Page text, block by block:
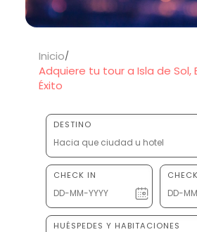
Inicio
Adquiere tu tour a Isla de Sol,
Éxito
DESTINO
CHECK IN
HUÉSPEDES Y HABITACIONES